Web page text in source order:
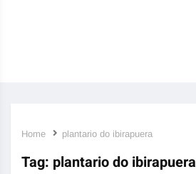
Home plantario do ibirapuera
Tag: plantario do ibirapuera